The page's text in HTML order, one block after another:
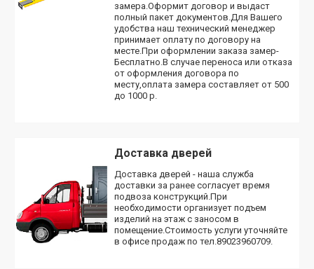
замера.Оформит договор и выдаст
полный пакет документов.Для Вашего
удобства наш технический менеджер
принимает оплату по договору на
месте.При оформлении заказа замер-
Бесплатно.В случае переноса или отказа
от оформления договора по
месту,оплата замера составляет от 500
до 1000 р.
Доставка дверей
Доставка дверей - наша служба
доставки за ранее согласует время
подвоза конструкций.При
необходимости организует подъем
изделий на этаж с заносом в
помещение.Стоимость услуги уточняйте
в офисе продаж по тел.89023960709.